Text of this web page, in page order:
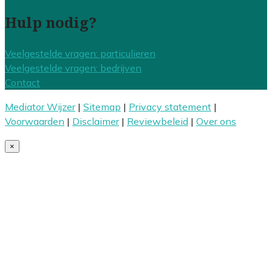
Hulp nodig?
Veelgestelde vragen: particulieren
Veelgestelde vragen: bedrijven
Contact
Mediator Wijzer| Sitemap | Privacy statement |
Voorwaarden | Disclaimer| Reviewbeleid | Over ons
×